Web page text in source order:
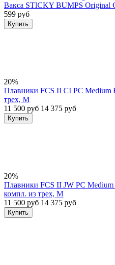
Вакса STICKY BUMPS Original
599 руб
Купить
20%
Плавники FCS II CI PC Medium
трех, M
11 500 руб 14 375 руб
Купить
20%
Плавники FCS II JW PC
компл. из трех, M
11 500 руб 14 375 руб
Купить